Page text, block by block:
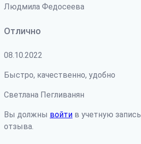
Людмила Федосеева
Отлично
08.10.2022
Быстро, качественно, удобно
Светлана Пегливанян
Вы должны войти в учетную
отзыва.